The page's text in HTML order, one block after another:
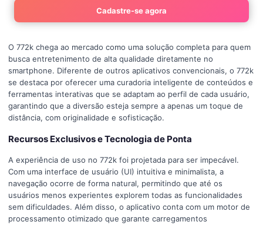
Cadastre-se agora
O 772k chega ao mercado como uma solução completa para quem
busca entretenimento de alta qualidade diretamente no
smartphone. Diferente de outros aplicativos convencionais, o 772k
se destaca por oferecer uma curadoria inteligente de conteúdos e
ferramentas interativas que se adaptam ao perfil de cada usuário,
garantindo que a diversão esteja sempre a apenas um toque de
distância, com originalidade e sofisticação.
Recursos Exclusivos e Tecnologia de Ponta
A experiência de uso no 772k foi projetada para ser impecável.
Com uma interface de usuário (UI) intuitiva e minimalista, a
navegação ocorre de forma natural, permitindo que até os
usuários menos experientes explorem todas as funcionalidades
sem dificuldades. Além disso, o aplicativo conta com um motor de
processamento otimizado que garante carregamentos